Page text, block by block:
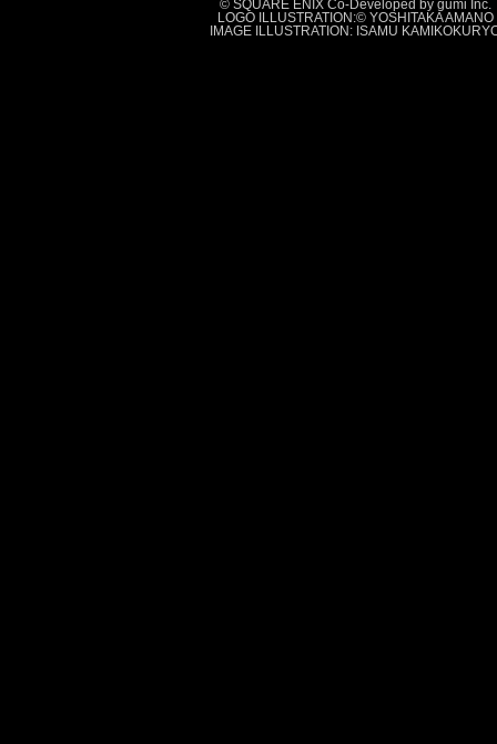
© SQUARE ENIX Co-Developed by gumi Inc.
LOGO ILLUSTRATION:© YOSHITAKA AMANO
IMAGE ILLUSTRATION: ISAMU